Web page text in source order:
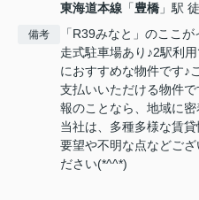
東海道本線 「豊橋 」駅
備考
「R39みなと」のここ
走式駐車場あり♪2駅利
におすすめな物件です♪
支払いいただける物件
報のことなら、地域に
当社は、多種多様な賃
要望や不明な点などご
ださい(*^^*)